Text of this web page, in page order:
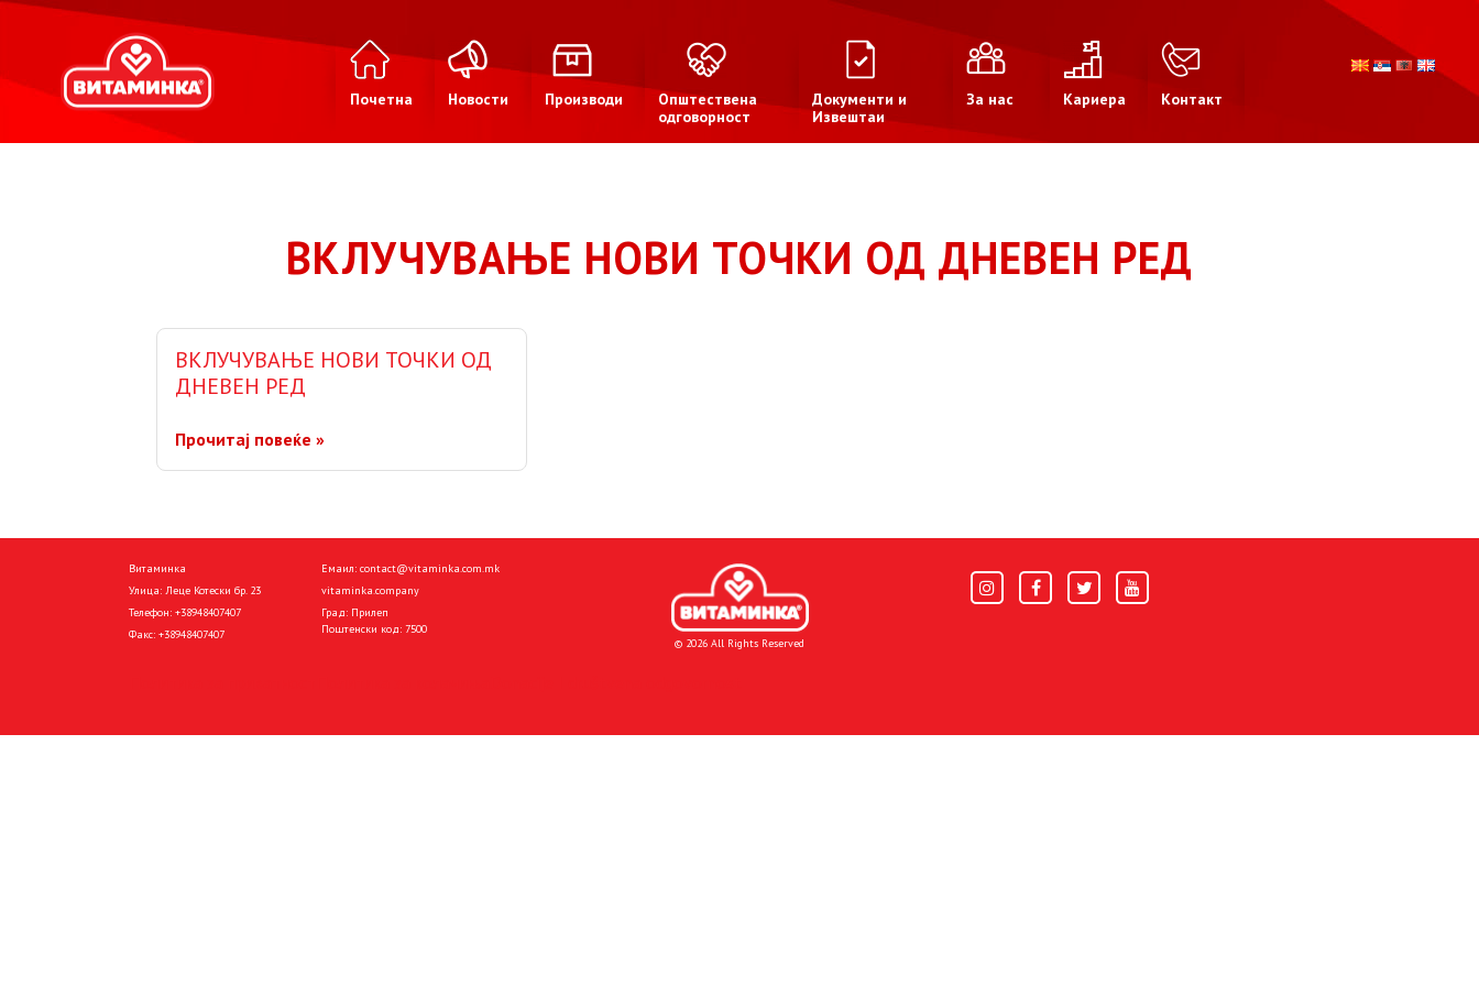
Почетна Новости Производи
Општествена
одговорност
Документи и
Извештаи
За нас Кариера Контакт
ВКЛУЧУВАЊЕ НОВИ ТОЧКИ ОД ДНЕВЕН РЕД
ВКЛУЧУВАЊЕ НОВИ ТОЧКИ ОД
ДНЕВЕН РЕД
Прочитај повеќе »
Витаминка
Улица: Леце Котески бр. 23
Телефон: +38948407407
Факс: +38948407407
Емаил: contact@vitaminka.com.mk
vitaminka.company
Град: Прилеп
Поштенски код: 7500
© 2026 All Rights Reserved